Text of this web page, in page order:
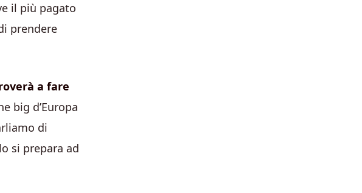
il più pagato
prendere
a fare
big d’Europa
di
si prepara ad